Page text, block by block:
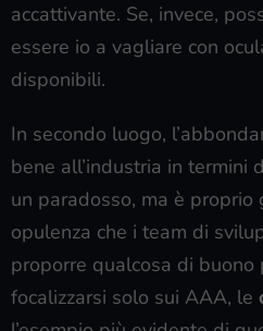
accattivante. Se, invece,
essere io a vagliare con
disponibili.
In secondo luogo,
bene all’industria in termini
un paradosso, ma è proprio
opulenza che i team di
proporre qualcosa di
focalizzarsi solo sui AAA, le